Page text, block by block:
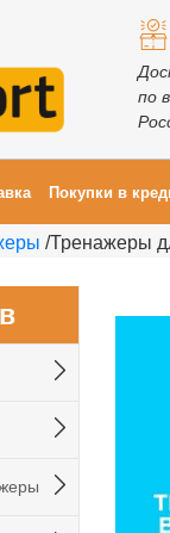
по
Покупки в
/Тренажеры